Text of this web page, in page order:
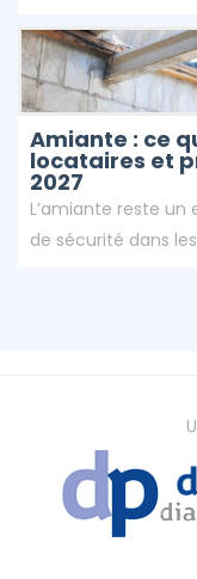
Amiante : ce
locataires et
2027
L’amiante reste
de sécurité dans